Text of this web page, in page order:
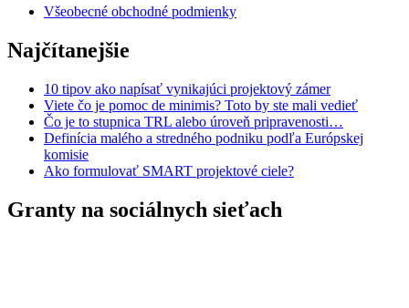
Všeobecné obchodné podmienky
Najčítanejšie
10 tipov ako napísať vynikajúci projektový zámer
Viete čo je pomoc de minimis? Toto by ste mali vedieť
Čo je to stupnica TRL alebo úroveň pripravenosti…
Definícia malého a stredného podniku podľa Európskej
komisie
Ako formulovať SMART projektové ciele?
Granty na sociálnych sieťach